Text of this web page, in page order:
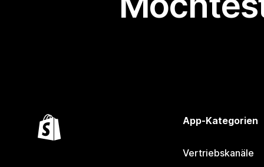
App-Kategorien
Vertriebskanäle